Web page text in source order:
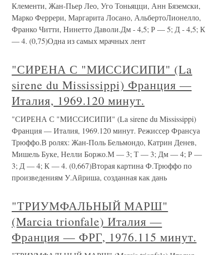
Клементи, Жан-Пьер Лео, Уго Тоньяцци, Анн Бяземски,
Марко Феррери, Маргарита Лосано, АльбертоЛионелло,
Франко Читти, Нинетто Даволи.Дм - 4,5; Р — 5; Д - 4,5; К
— 4. (0,75)Одна из самых мрачных лент
"СИРЕНА С "МИССИСИПИ" (La
sirene du Mississippi) Франция —
Италия, 1969.120 минут.
"СИРЕНА С "МИССИСИПИ" (La sirene du Mississippi)
Франция — Италия, 1969.120 минут. Режиссер Франсуа
Трюффо.В ролях: Жан-Поль Бельмондо, Катрин Денев,
Мишель Буке, Нелли Боржо.М — 3; Т — 3; Дм — 4; Р —
3; Д — 4; К — 4. (0,667)Вторая картина Ф.Трюффо по
произведениям У.Айриша, созданная как дань
"ТРИУМФАЛЬНЫЙ МАРШ"
(Marcia trionfale) Италия —
Франция — ФРГ, 1976.115 минут.